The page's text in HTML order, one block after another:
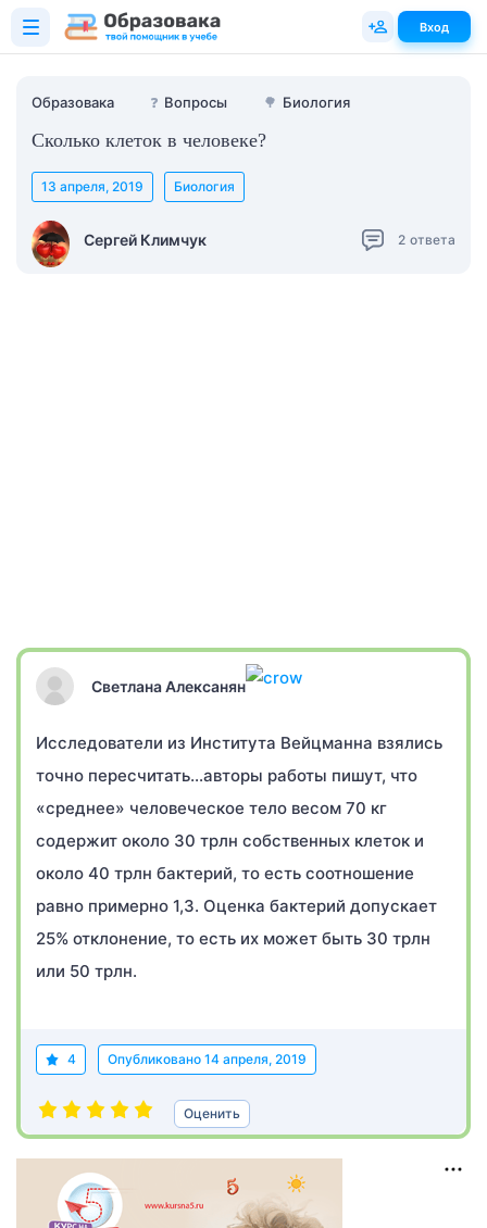
Образовака ❓ Вопросы 🌳 Биология
Сколько клеток в человеке?
Сергей Климчук
13 апреля, 2019 Биология
2 ответа
Светлана Алексанян
Исследователи из Института Вейцманна взялись
точно пересчитать…авторы работы пишут, что
«среднее» человеческое тело весом 70 кг
содержит около 30 трлн собственных клеток и
около 40 трлн бактерий, то есть соотношение
равно примерно 1,3. Оценка бактерий допускает
25% отклонение, то есть их может быть 30 трлн
или 50 трлн.
4 Опубликовано 14 апреля, 2019
Оценить
Вход